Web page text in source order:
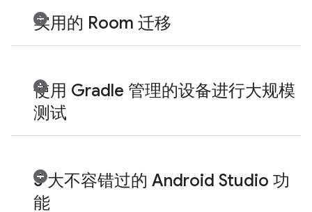
实用的 Room 迁移
使用 Gradle 管理的设备进行大规模
测试
5 大不容错过的 Android Studio 功
能